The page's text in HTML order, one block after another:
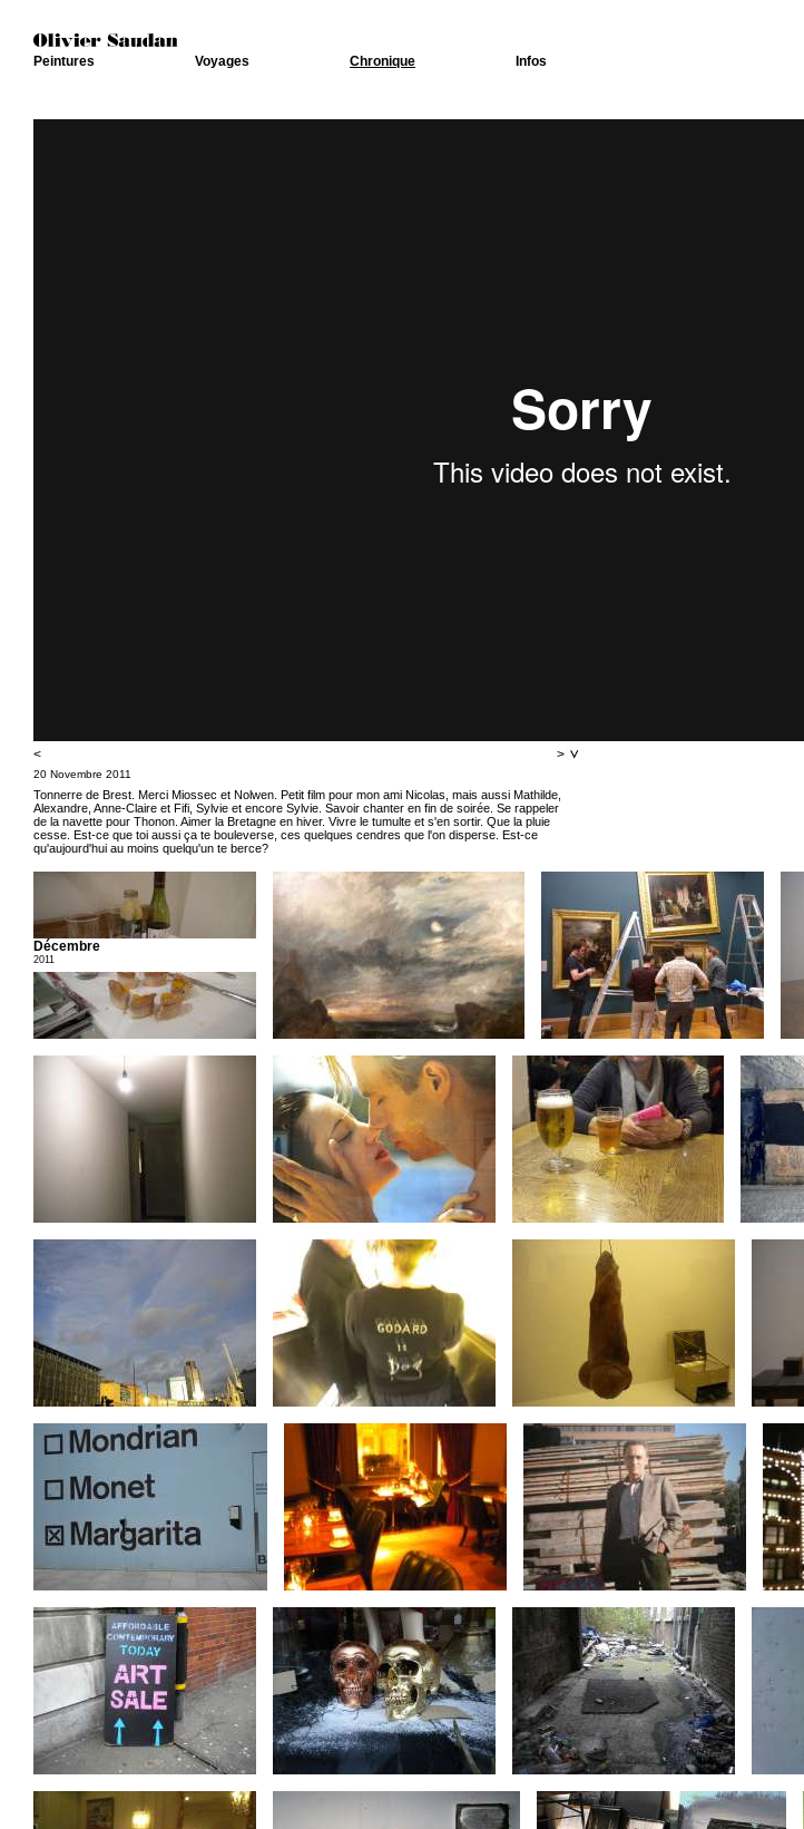
Peintures Voyages Chronique Infos
< >
20 Novembre 2011
Tonnerre de Brest. Merci Miossec et Nolwen. Petit film pour mon ami Nicolas, mais aussi Mathilde,
Alexandre, Anne-Claire et Fifi, Sylvie et encore Sylvie. Savoir chanter en fin de soirée. Se rappeler
de la navette pour Thonon. Aimer la Bretagne en hiver. Vivre le tumulte et s'en sortir. Que la pluie
cesse. Est-ce que toi aussi ça te bouleverse, ces quelques cendres que l'on disperse. Est-ce
qu'aujourd'hui au moins quelqu'un te berce?
Décembre
2011